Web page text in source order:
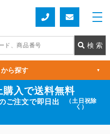
入で送料無料
ご注文で即日出
（土日祝除
く）
ら探す ▼